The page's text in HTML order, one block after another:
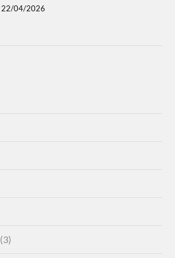
22/04/2026
(3)